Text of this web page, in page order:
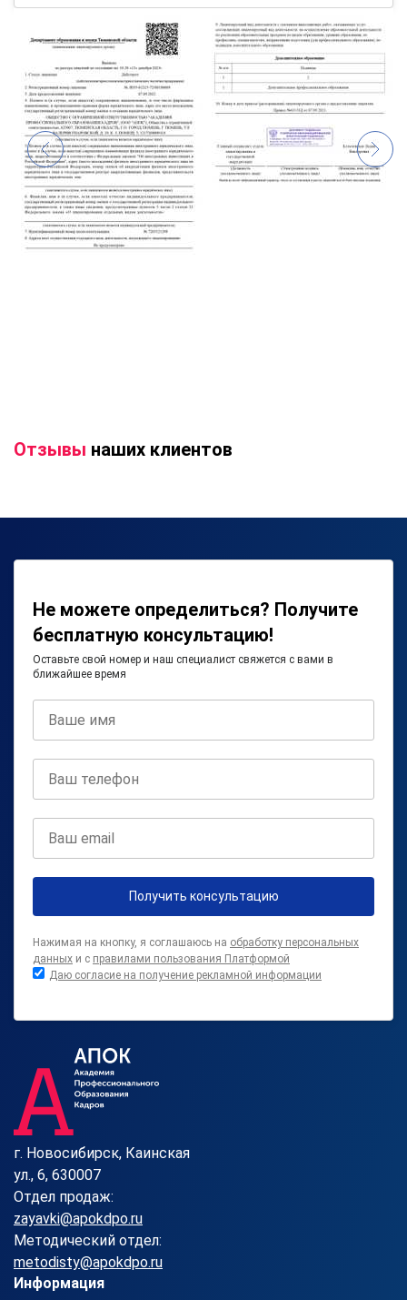
Отзывы наших клиентов
Не можете определиться? Получите
бесплатную консультацию!
Оставьте свой номер и наш специалист свяжется с вами в
ближайшее время
Получить консультацию
Нажимая на кнопку, я соглашаюсь на обработку персональных
данных и с правилами пользования Платформой
Даю согласие на получение рекламной информации
г. Новосибирск, Каинская
ул., 6, 630007
Отдел продаж:
zayavki@apokdpo.ru
Методический отдел:
metodisty@apokdpo.ru
Информация